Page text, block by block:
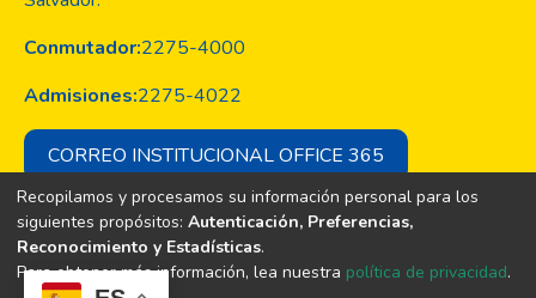
Conmutador:2275-4000
Admisiones:2275-4022
CORREO INSTITUCIONAL OFFICE 365
Copyright © Todos los derechos son
de la Universidad Evangélica de El
Recopilamos y procesamos su información personal para los
siguientes propósitos: Autenticación, Preferencias,
Reconocimiento y Estadísticas.
Para obtener más información, lea nuestra política de privacidad.